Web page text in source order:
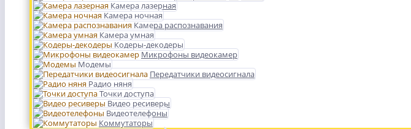
Камера лазерная
Камера ночная
Камера распознавания
Камера умная
Кодеры-декодеры
Микрофоны видеокамер
Модемы
Передатчики видеосигнала
Радио няня
Точки доступа
Видео ресиверы
Видеотелефоны
Коммутаторы